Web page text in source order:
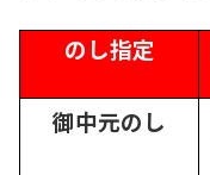
のし指定
御中元のし